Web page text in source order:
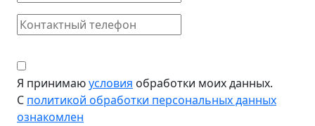
Я принимаюусловия обработки моих данных.
С политикой обработки персональных данных
ознакомлен